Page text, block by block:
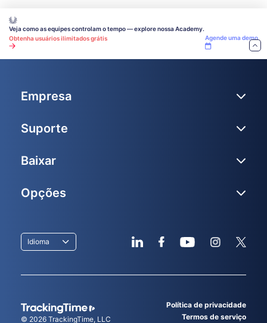
Veja como as equipes controlam o tempo — explore nossa Academy.
Obtenha usuários ilimitados grátis
Agende uma demo
© 2026 TrackingTime, LLC
Política de privacidade
Termos de serviço
Idioma
Empresa
Suporte
Baixar
Opções